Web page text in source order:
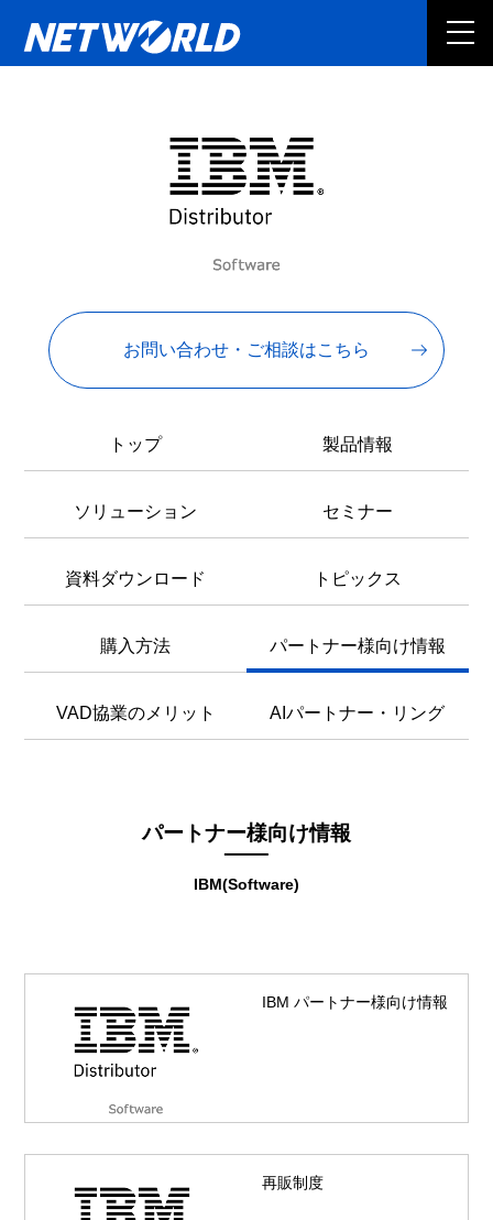
お問い合わせ・ご相談はこちら
トップ 製品情報
ソリューション セミナー
資料ダウンロード トピックス
購入方法 パートナー様向け情報
VAD協業のメリット AIパートナー・リング
IBM(Software)
パートナー様向け情報
IBM パートナー様向け情報
再販制度